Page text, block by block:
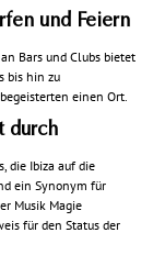
und Feiern
Bars und Clubs bietet
bis hin zu
einen Ort.
durch
die Ibiza auf die
ein Synonym für
Musik Magie
für den Status der